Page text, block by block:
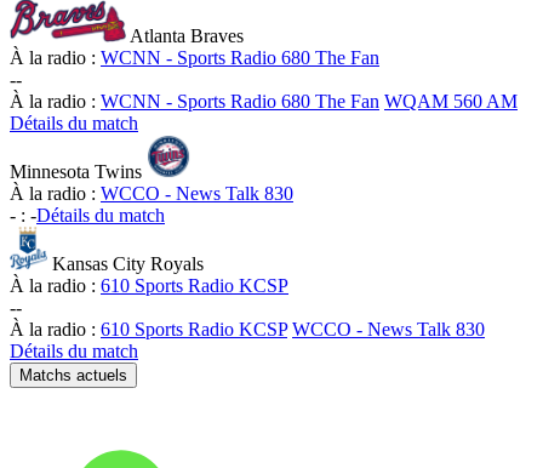
Atlanta Braves
À la radio : WCNN - Sports Radio 680 The Fan
--
À la radio : WCNN - Sports Radio 680 The Fan WQAM 560 AM
Détails du match
Minnesota Twins
À la radio : WCCO - News Talk 830
- : -Détails du match
Kansas City Royals
À la radio : 610 Sports Radio KCSP
--
À la radio : 610 Sports Radio KCSP WCCO - News Talk 830
Détails du match
Matchs actuels